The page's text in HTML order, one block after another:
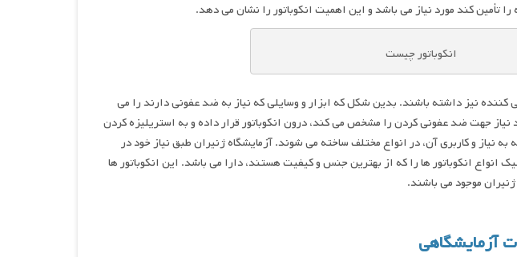
انکوباتور چیست
کننده نیز داشته باشند. بدین شکل که ابزار و وسایلی که نیاز به ضد عفونی دارند را می
نیاز جهت ضد عفونی کردن را مشخص می کند، درون انکوباتور قرار داده و به استریلیزه کردن
نیاز و کاربری آن، در انواع مختلف ساخته می شوند. آزمایشگاه ژنیران طبق نیاز خود در
انواع انکوباتور ها را که از بهترین جنس و کیفیت هستند، دارا می باشد. این انکوباتور ها
آزمایشگاهی